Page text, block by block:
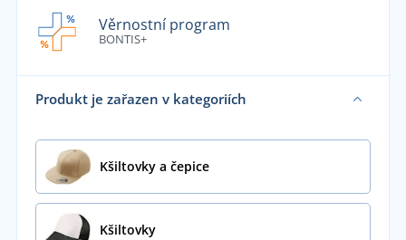
Věrnostní program
BONTIS+
Produkt je zařazen v kategoriích
Kšiltovky a čepice
Kšiltovky